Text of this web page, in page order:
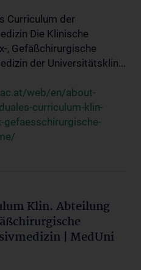
Curriculum der
Die Klinische
, Gefäßchirurgische
der Universitätsklin...
web/en/about-
curriculum-klin-
gefaesschirurgische-
Klin. Abteilung
| MedUni